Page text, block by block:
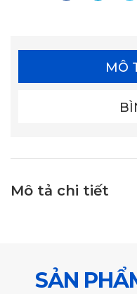
MÔ
Mô tả chi tiết
SẢN